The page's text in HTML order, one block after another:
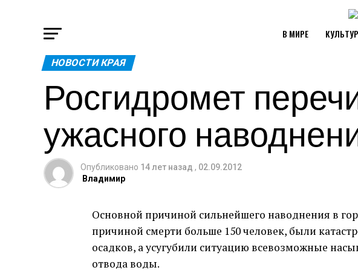
В МИРЕ
НОВОСТИ КРАЯ
Росгидромет
ужасного
Опубликовано 14 лет назад , 02.09.2012
Владимир
Основной причиной сильнейшего наводнения в
причиной смерти больше 150 человек, были
осадков, а усугубили ситуацию всевозможные
отвода воды.